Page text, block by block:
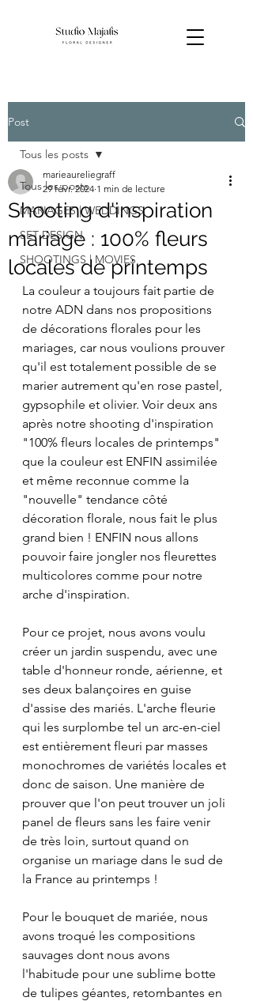
Post
Tous les posts
MARIAGES | WEDDINGS
SET DESIGN
SHOOTINGS | MOVIES
Tous les posts
Shooting d'inspiration
mariage : 100% fleurs
locales de printemps
marieaureliegraff
29 févr. 2024 1 min de lecture
La couleur a toujours fait partie de
notre ADN dans nos propositions
de décorations florales pour les
mariages, car nous voulions prouver
qu'il est totalement possible de se
marier autrement qu'en rose pastel,
gypsophile et olivier. Voir deux ans
après notre shooting d'inspiration
"100% fleurs locales de printemps"
que la couleur est ENFIN assimilée
et même reconnue comme la
"nouvelle" tendance côté
décoration florale, nous fait le plus
grand bien ! ENFIN nous allons
pouvoir faire jongler nos fleurettes
multicolores comme pour notre
arche d'inspiration.
Pour ce projet, nous avons voulu
créer un jardin suspendu, avec une
table d'honneur ronde, aérienne, et
ses deux balançoires en guise
d'assise des mariés. L'arche fleurie
qui les surplombe tel un arc-en-ciel
est entièrement fleuri par masses
monochromes de variétés locales et
donc de saison. Une manière de
prouver que l'on peut trouver un joli
panel de fleurs sans les faire venir
de très loin, surtout quand on
organise un mariage dans le sud de
la France au printemps !
Pour le bouquet de mariée, nous
avons troqué les compositions
sauvages dont nous avons
l'habitude pour une sublime botte
de tulipes géantes, retombantes en